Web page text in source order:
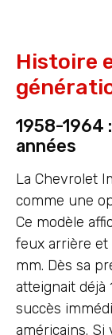
Histoire
1958-1964
années
La Chevrolet
comme une
Ce modèle
feux arrière et
mm. Dès sa
atteignait déjà
succès
américains.